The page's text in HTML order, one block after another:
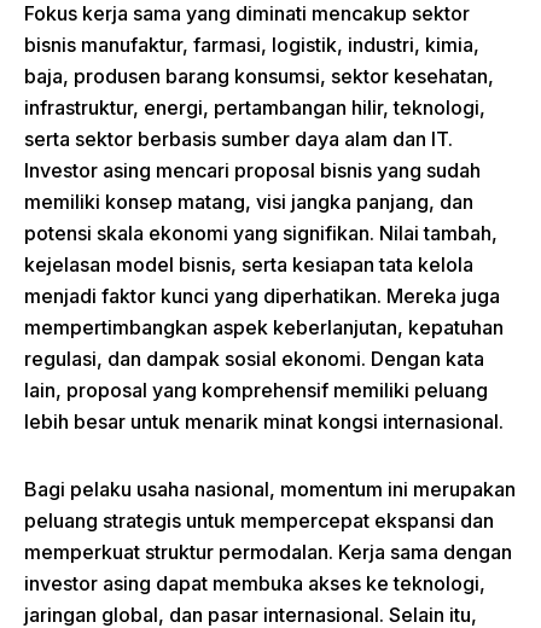
Fokus kerja sama yang diminati mencakup sektor
bisnis manufaktur, farmasi, logistik, industri, kimia,
baja, produsen barang konsumsi, sektor kesehatan,
infrastruktur, energi, pertambangan hilir, teknologi,
serta sektor berbasis sumber daya alam dan IT.
Investor asing mencari proposal bisnis yang sudah
memiliki konsep matang, visi jangka panjang, dan
potensi skala ekonomi yang signifikan. Nilai tambah,
kejelasan model bisnis, serta kesiapan tata kelola
menjadi faktor kunci yang diperhatikan. Mereka juga
mempertimbangkan aspek keberlanjutan, kepatuhan
regulasi, dan dampak sosial ekonomi. Dengan kata
lain, proposal yang komprehensif memiliki peluang
lebih besar untuk menarik minat kongsi internasional.
Bagi pelaku usaha nasional, momentum ini merupakan
peluang strategis untuk mempercepat ekspansi dan
memperkuat struktur permodalan. Kerja sama dengan
investor asing dapat membuka akses ke teknologi,
jaringan global, dan pasar internasional. Selain itu,